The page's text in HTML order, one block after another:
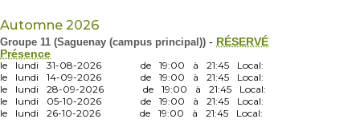
Automne 2026
Groupe 11 (Saguenay (campus principal)) - RÉSERVÉ
Présence
le
lundi 31-08-2026 de 19:00 à 21:45
Local:
le
lundi 14-09-2026 de 19:00 à 21:45
Local:
le
lundi 28-09-2026 de 19:00 à 21:45
Local:
le
lundi 05-10-2026 de 19:00 à 21:45
Local:
le
lundi 26-10-2026 de 19:00 à 21:45 Local: